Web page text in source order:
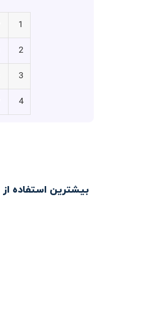
1
2
3
4
بیشترین استفاده از Mila AI